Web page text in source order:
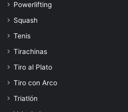
Powerlifting
Squash
Tenis
Tirachinas
Tiro al Plato
Tiro con Arco
Triatlón